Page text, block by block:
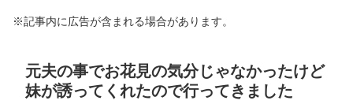
※記事内に広告が含まれる場合があります。
元夫の事でお花見の気分じゃなかったけど
妹が誘ってくれたので行ってきました